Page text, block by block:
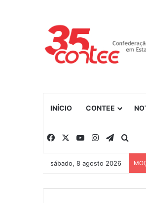
INÍCIO CONTEE
Facebook YouTubeInstagramTelegram
sábado, 8 agosto 2026